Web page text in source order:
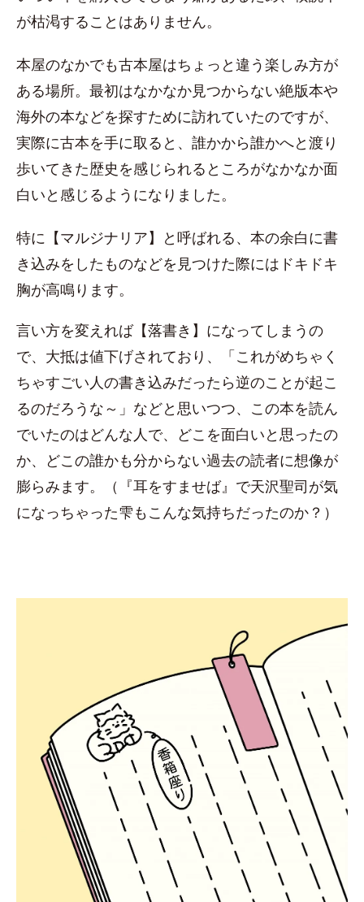
が枯渇することはありません。
本屋のなかでも古本屋はちょっと違う楽しみ方が
ある場所。最初はなかなか見つからない絶版本や
海外の本などを探すために訪れていたのですが、
実際に古本を手に取ると、誰かから誰かへと渡り
歩いてきた歴史を感じられるところがなかなか面
白いと感じるようになりました。
特に【マルジナリア】と呼ばれる、本の余白に書
き込みをしたものなどを見つけた際にはドキドキ
胸が高鳴ります。
言い方を変えれば【落書き】になってしまうの
で、大抵は値下げされており、「これがめちゃく
ちゃすごい人の書き込みだったら逆のことが起こ
るのだろうな～」などと思いつつ、この本を読ん
でいたのはどんな人で、どこを面白いと思ったの
か、どこの誰かも分からない過去の読者に想像が
膨らみます。（『耳をすませば』で天沢聖司が気
になっちゃった雫もこんな気持ちだったのか？）